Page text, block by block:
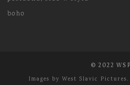
boho
© 2022 WSP
Images by West Slavic Pictures.